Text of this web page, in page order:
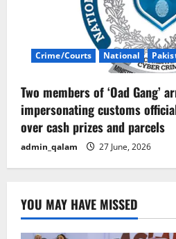
Crime/Courts National
Two members of ‘Oad Gang’
impersonating customs
over cash prizes and parcels
admin_qalam 27 June, 2026
YOU MAY HAVE MISSED